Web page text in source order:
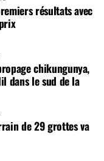
résultats avec
chikungunya,
dans le sud de la
de 29 grottes va